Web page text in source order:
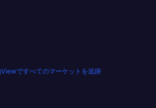
ですべてのマーケットを追跡